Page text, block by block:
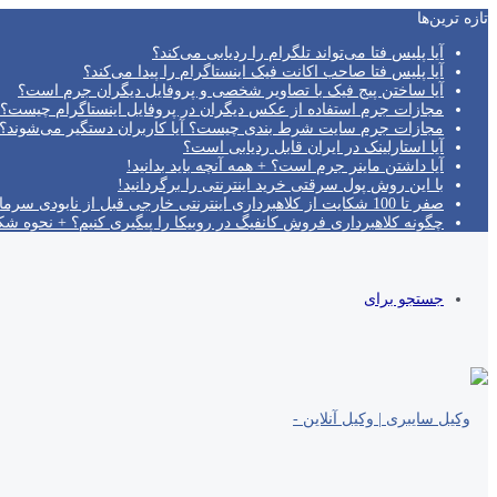
تازه‌ ترین‌ها
آیا پلیس فتا می‌تواند تلگرام را ردیابی می‌کند؟
آیا پلیس فتا صاحب اکانت فیک اینستاگرام را پیدا می‌کند؟
آیا ساختن پیج فیک با تصاویر شخصی و پروفایل دیگران جرم است؟
مجازات جرم استفاده از عکس دیگران در پروفایل اینستاگرام چیست؟
مجازات جرم سایت شرط بندی چیست؟ آیا کاربران دستگیر
آیا استارلینک در ایران قابل ردیابی است؟
آیا داشتن ماینر جرم است؟ + همه آنچه باید بدانید!
با این روش پول سرقتی خرید اینترنتی را برگردانید!
صفر تا 100 شکایت از کلاهبرداری اینترنتی خارجی قبل از نابودی سرمایه!
چگونه کلاهبرداری فروش کانفیگ در روبیکا را پیگیری کنیم؟ + نحوه
جستجو برای